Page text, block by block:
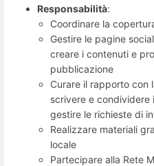
Responsabilità:
Coordinare la
Gestire le pagine
creare i contenuti e
pubblicazione
Curare il rapporto con
scrivere e condividere
gestire le richieste di
Realizzare materiali
locale
Partecipare alla Rete